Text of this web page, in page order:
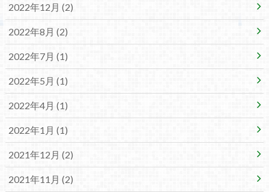
2022年12月 (2)
2022年8月 (2)
2022年7月 (1)
2022年5月 (1)
2022年4月 (1)
2022年1月 (1)
2021年12月 (2)
2021年11月 (2)